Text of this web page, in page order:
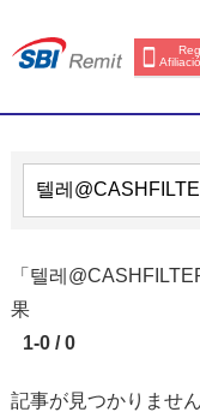
「텔레
果
1-0 / 0
記事が見つかりません